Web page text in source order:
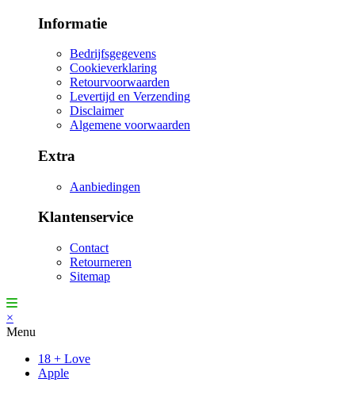
Informatie
Bedrijfsgegevens
Cookieverklaring
Retourvoorwaarden
Levertijd en Verzending
Disclaimer
Algemene voorwaarden
Extra
Aanbiedingen
Klantenservice
Contact
Retourneren
Sitemap
×
Menu
18 + Love
Apple